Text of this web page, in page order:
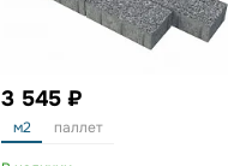
3 545 ₽
м2 паллет